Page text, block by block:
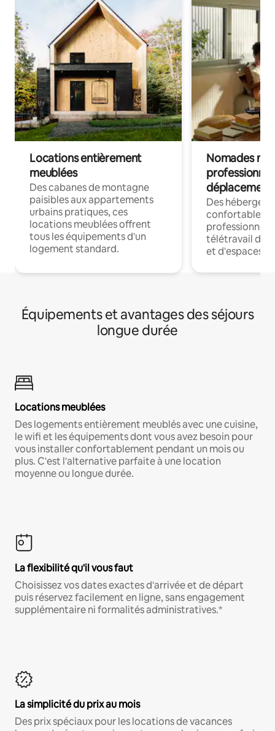
Locations entièrement
meublées
Des cabanes de montagne
paisibles aux appartements
urbains pratiques, ces
locations meublées offrent
tous les équipements d'un
logement standard.
Nomades
déplacement
Des
confortables
professionnels
télétravail
et d'espaces
Équipements et avantages des séjours
longue durée
Locations meublées
Des logements entièrement meublés avec une cuisine,
le wifi et les équipements dont vous avez besoin pour
vous installer confortablement pendant un mois ou
plus. C'est l'alternative parfaite à une location
moyenne ou longue durée.
La flexibilité qu'il vous faut
Choisissez vos dates exactes d'arrivée et de départ
puis réservez facilement en ligne, sans engagement
supplémentaire ni formalités administratives.*
La simplicité du prix au mois
Des prix spéciaux pour les locations de vacances